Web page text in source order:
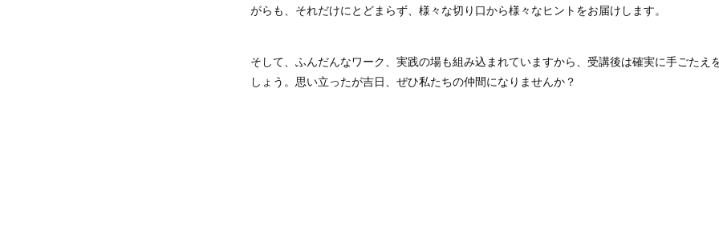
がらも、それだけにとどまらず、様々な切り口から様々なヒントをお届けします。
そして、ふんだんなワーク、実践の場も組み込まれていますから、受講後は確実に手ごたえ
しょう。思い立ったが吉日、ぜひ私たちの仲間になりませんか？